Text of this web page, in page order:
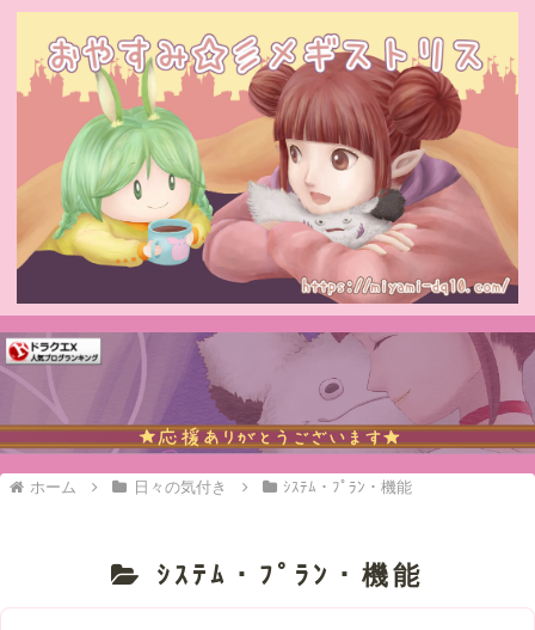
ホーム 日々の気付き ｼｽﾃﾑ・ﾌﾟﾗﾝ・機能
ｼｽﾃﾑ・ﾌﾟﾗﾝ・機能